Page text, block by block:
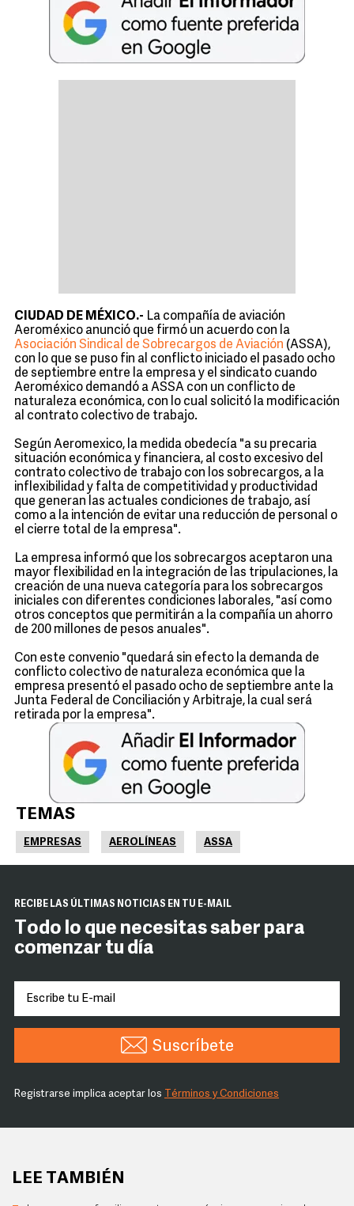
CIUDAD DE MÉXICO.- La compañía de aviación
Aeroméxico anunció que firmó un acuerdo con la
Asociación Sindical de Sobrecargos de Aviación (ASSA),
con lo que se puso fin al conflicto iniciado el pasado ocho
de septiembre entre la empresa y el sindicato cuando
Aeroméxico demandó a ASSA con un conflicto de
naturaleza económica, con lo cual solicitó la modificación
al contrato colectivo de trabajo.
Según Aeromexico, la medida obedecía "a su precaria
situación económica y financiera, al costo excesivo del
contrato colectivo de trabajo con los sobrecargos, a la
inflexibilidad y falta de competitividad y productividad
que generan las actuales condiciones de trabajo, así
como a la intención de evitar una reducción de personal o
el cierre total de la empresa".
La empresa informó que los sobrecargos aceptaron una
mayor flexibilidad en la integración de las tripulaciones, la
creación de una nueva categoría para los sobrecargos
iniciales con diferentes condiciones laborales, "así como
otros conceptos que permitirán a la compañía un ahorro
de 200 millones de pesos anuales".
Con este convenio "quedará sin efecto la demanda de
conflicto colectivo de naturaleza económica que la
empresa presentó el pasado ocho de septiembre ante la
Junta Federal de Conciliación y Arbitraje, la cual será
retirada por la empresa".
TEMAS
EMPRESAS AEROLÍNEAS ASSA
RECIBE LAS ÚLTIMAS NOTICIAS EN TU E-MAIL
Todo lo que necesitas saber para
comenzar tu día
Suscríbete
Registrarse implica aceptar los Términos y Condiciones
LEE TAMBIÉN